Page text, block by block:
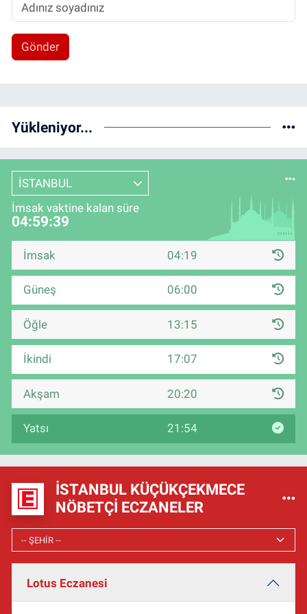
Gönder
Yükleniyor...
İSTANBUL
İmsak vaktine kalan süre
04:59:38
İmsak 04:19
Güneş 06:00
Öğle 13:15
İkindi 17:07
Akşam 20:20
Yatsı 21:54
İSTANBUL KÜÇÜKÇEKMECE
NÖBETÇI ECZANELER
Lotus Eczanesi